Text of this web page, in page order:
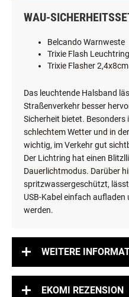
WAU-
Belcando Warnweste
Trixie Flash
Trixie Flasher 2,4x8cm
Das leuchtende Halsband
Straßenverkehr besser
Sicherheit bietet. Besonders
schlechtem Wetter und in
wichtig, im Verkehr gut
Der Lichtring hat einen
Dauerlichtmodus. Darüber
spritzwassergeschützt,
USB-Kabel einfach
werden.
WEITERE
EKOMI REZENSION